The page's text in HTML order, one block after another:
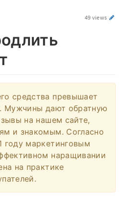
49 views
средства превышает
Мужчины дают обратную
на нашем сайте,
и знакомым. Согласно
году маркетинговым
наращивании
на практике